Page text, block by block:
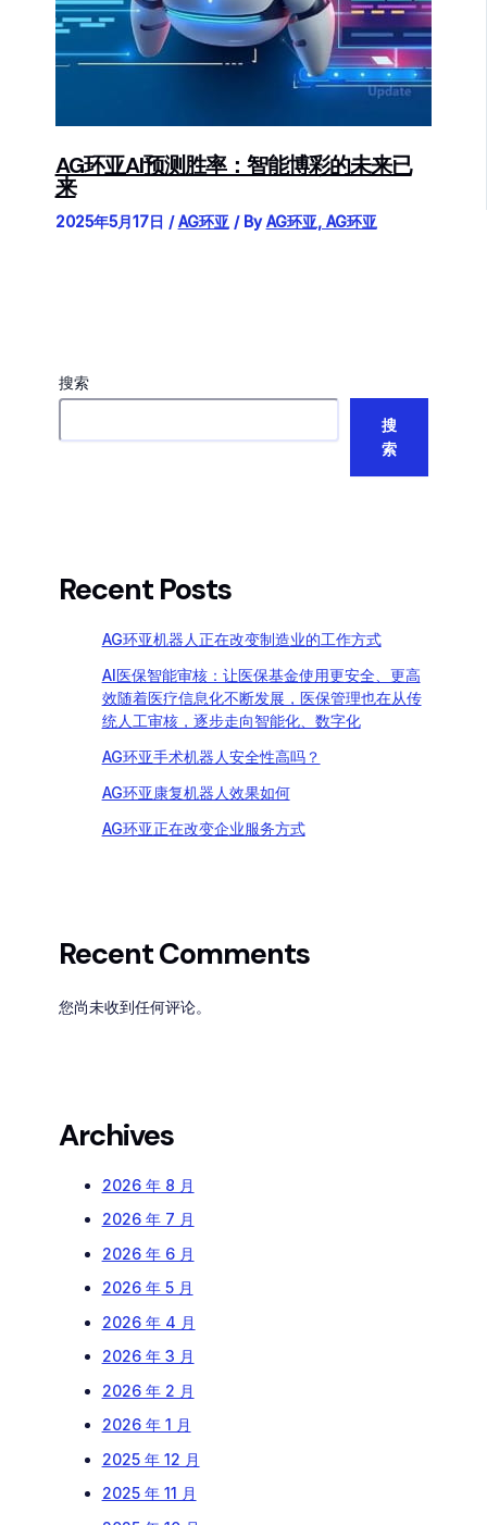
AG环亚AI预测胜率：智能博彩的未来已
来
2025年5月17日 /AG环亚 / ByAG环亚, AG环亚
搜索
搜
索
Recent Posts
AG环亚机器人正在改变制造业的工作方式
AI医保智能审核：让医保基金使用更安全、更高
效随着医疗信息化不断发展，医保管理也在从传
统人工审核，逐步走向智能化、数字化
AG环亚手术机器人安全性高吗？
AG环亚康复机器人效果如何
AG环亚正在改变企业服务方式
Recent Comments
您尚未收到任何评论。
Archives
2026 年 8 月
2026 年 7 月
2026 年 6 月
2026 年 5 月
2026 年 4 月
2026 年 3 月
2026 年 2 月
2026 年 1 月
2025 年 12 月
2025 年 11 月